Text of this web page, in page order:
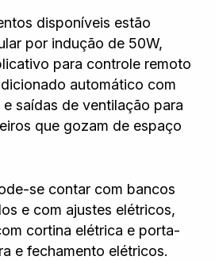
disponíveis estão
por indução de 50W,
para controle remoto
automático com
saídas de ventilação para
que gozam de espaço
se contar com bancos
e com ajustes elétricos,
cortina elétrica e porta-
e fechamento elétricos.